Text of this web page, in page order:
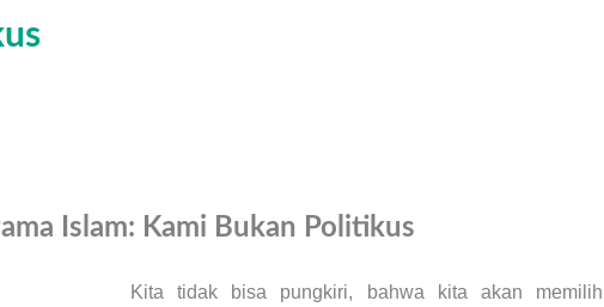
Islam: Kami Bukan Politikus
Kita tidak bisa pungkiri, bahwa kita akan memilih